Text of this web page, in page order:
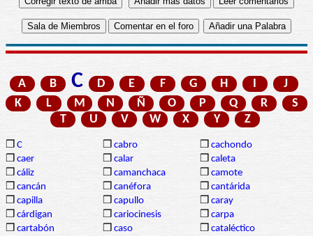
A B C D E F G H
J
K
L M N Ñ O P Q R
S
T
U V W X Y Z
❒ C ❒ cabro ❒ cachondo
❒ caer ❒ calar ❒ caleta
❒ cáliz ❒ camanchaca ❒ camote
❒ cancán ❒ canéfora ❒ cantárida
❒ capilla ❒ capullo ❒ caray
❒ cárdigan ❒ cariocinesis ❒ carpa
❒ cartabón ❒ caso ❒ cataléctico